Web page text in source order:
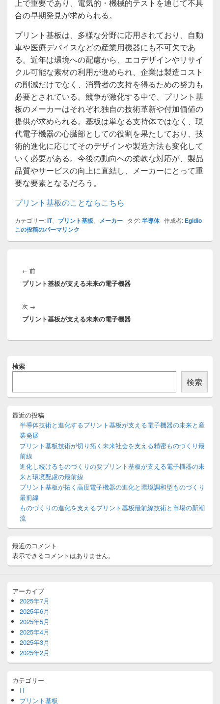
上で重要であり、電気的・機械的テストを通じて不具
合の早期発見が求められる。
プリント基板は、多様な分野に応用されており、自動
車や医療デバイスなどの産業用機器にも不可欠であ
る。近年は環境への配慮から、エコデザインやリサイ
クル可能な素材の利用が進められ、企業は製造コスト
の削減だけでなく、消費者の支持を得るための努力も
必要とされている。競争が激化する中で、プリント基
板のメーカーはそれぞれ独自の技術革新や付加価値の
提供が求められる。基板は単なる支持体ではなく、現
代電子機器の心臓部としての役割を果たしており、技
術的進化に応じてそのデザインや製造方法も変化して
いく必要がある。今後の動向への柔軟な対応が、製品
品質やサービスの向上に直結し、メーカーにとって重
要な要素となるだろう。
プリント基板のことならこちら
カテゴリー:IT、 プリント基板 メーカー タグ:半導体作成者: Egidio
この投稿のパーマリンク
稿
ナ
ゲ
ー
シ
← 前前
の
プリント基板が支える未来の電子機器
次 →
の
稿:
プリント基板が支える未来の電子機器
イ
イ
バ
検索
検索
最近の投稿
半導体技術と進化するプリント基板が支える電子機器の未来と産
業発展
プリント基板技術が切り拓く未来社会を支える精密ものづくり最
前線
進化し続けるものづくりの要プリント基板が支える電子機器の未
来と環境配慮の最前線
プリント基板が拓く高度電子機器の進化と環境調和型ものづくり
最前線
ものづくりの進化を支えるプリント基板最前線技術と市場の新潮
流
最近のコメント
表示できるコメントはありません。
アーカイブ
2025年7月
2025年6月
2025年5月
2025年4月
2025年3月
2025年2月
カテゴリー
IT
プリント基板